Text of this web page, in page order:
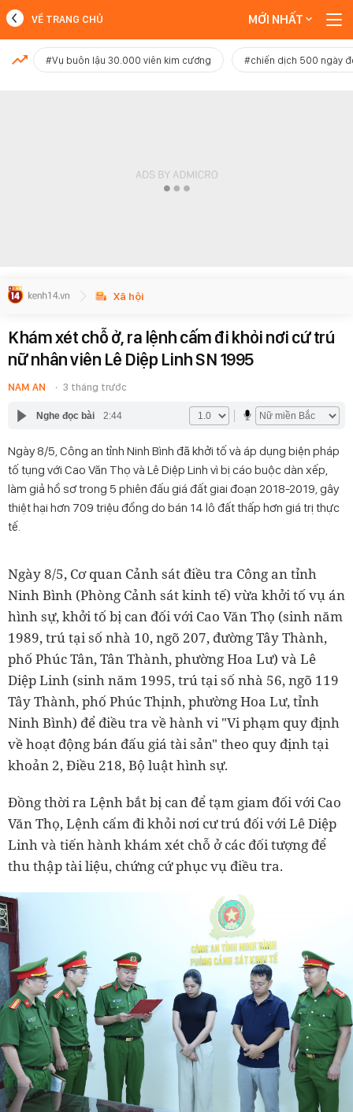
MỚI NHẤT
VỀ TRANG CHỦ MỚI NHẤT
#Vụ buôn lậu 30.000 viên kim cương #chiến dịch 500 ngày
Xã hội
Khám xét chỗ ở, ra lệnh cấm đi khỏi nơi cứ trú
nữ nhân viên Lê Diệp Linh SN 1995
NAM AN 3 tháng trước
Nghe đọc bài 2:44
Ngày 8/5, Công an tỉnh Ninh Bình đã khởi tố và áp dụng biện pháp
tố tụng với Cao Văn Thọ và Lê Diệp Linh vì bị cáo buộc dàn xếp,
làm giả hồ sơ trong 5 phiên đấu giá đất giai đoạn 2018-2019, gây
thiệt hại hơn 709 triệu đồng do bán 14 lô đất thấp hơn giá trị thực
tế.
Ngày 8/5, Cơ quan Cảnh sát điều tra Công an tỉnh
Ninh Bình (Phòng Cảnh sát kinh tế) vừa khởi tố vụ án
hình sự, khởi tố bị can đối với Cao Văn Thọ (sinh năm
1989, trú tại số nhà 10, ngõ 207, đường Tây Thành,
phố Phúc Tân, Tân Thành, phường Hoa Lư) và Lê
Diệp Linh (sinh năm 1995, trú tại số nhà 56, ngõ 119
Tây Thành, phố Phúc Thịnh, phường Hoa Lư, tỉnh
Ninh Bình) để điều tra về hành vi "Vi phạm quy định
về hoạt động bán đấu giá tài sản" theo quy định tại
khoản 2, Điều 218, Bộ luật hình sự.
Đồng thời ra Lệnh bắt bị can để tạm giam đối với Cao
Văn Thọ, Lệnh cấm đi khỏi nơi cư trú đối với Lê Diệp
Linh và tiến hành khám xét chỗ ở các đối tượng để
thu thập tài liệu, chứng cứ phục vụ điều tra.